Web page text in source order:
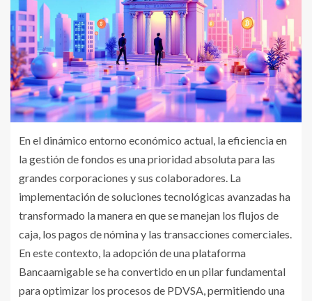
En el dinámico entorno económico actual, la eficiencia en
la gestión de fondos es una prioridad absoluta para las
grandes corporaciones y sus colaboradores. La
implementación de soluciones tecnológicas avanzadas ha
transformado la manera en que se manejan los flujos de
caja, los pagos de nómina y las transacciones comerciales.
En este contexto, la adopción de una plataforma
Bancaamigable se ha convertido en un pilar fundamental
para optimizar los procesos de PDVSA, permitiendo una